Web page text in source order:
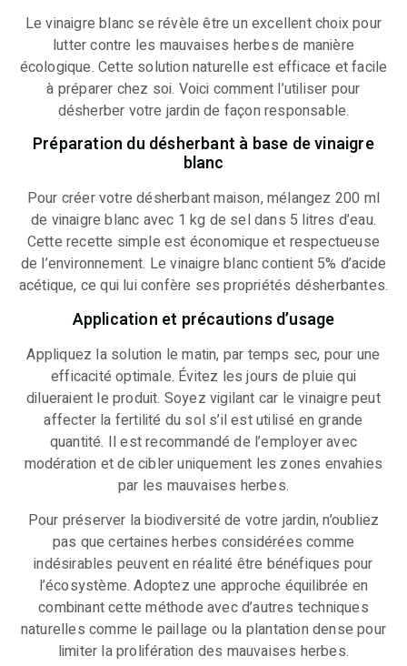
Le vinaigre blanc se révèle être un excellent choix pour
lutter contre les mauvaises herbes de manière
écologique. Cette solution naturelle est efficace et facile
à préparer chez soi. Voici comment l’utiliser pour
désherber votre jardin de façon responsable.
Préparation du désherbant à base de vinaigre
blanc
Pour créer votre désherbant maison, mélangez 200 ml
de vinaigre blanc avec 1 kg de sel dans 5 litres d’eau.
Cette recette simple est économique et respectueuse
de l’environnement. Le vinaigre blanc contient 5% d’acide
acétique, ce qui lui confère ses propriétés désherbantes.
Application et précautions d’usage
Appliquez la solution le matin, par temps sec, pour une
efficacité optimale. Évitez les jours de pluie qui
dilueraient le produit. Soyez vigilant car le vinaigre peut
affecter la fertilité du sol s’il est utilisé en grande
quantité. Il est recommandé de l’employer avec
modération et de cibler uniquement les zones envahies
par les mauvaises herbes.
Pour préserver la biodiversité de votre jardin, n’oubliez
pas que certaines herbes considérées comme
indésirables peuvent en réalité être bénéfiques pour
l’écosystème. Adoptez une approche équilibrée en
combinant cette méthode avec d’autres techniques
naturelles comme le paillage ou la plantation dense pour
limiter la prolifération des mauvaises herbes.